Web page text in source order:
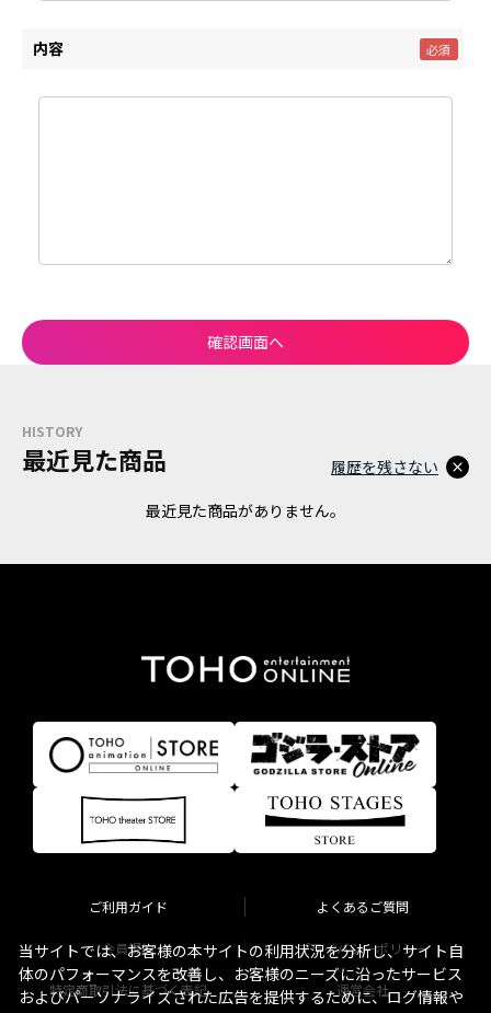
内容
HISTORY
最近見た商品
最近見た商品がありません。
履歴を残さない
ご利用ガイド よくあるご質問
会員規約 プライバシーポリシー
特定商取引法に基づく表記 運営会社
当サイトでは、お客様の本サイトの利用状況を分析し、サイト自
体のパフォーマンスを改善し、お客様のニーズに沿ったサービス
およびパーソナライズされた広告を提供するために、ログ情報や